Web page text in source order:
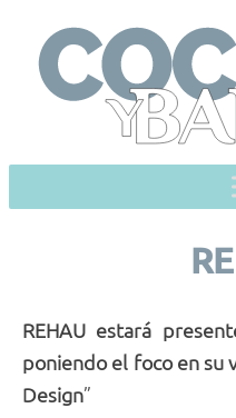
REHAU estará
poniendo el foco en su
Design”